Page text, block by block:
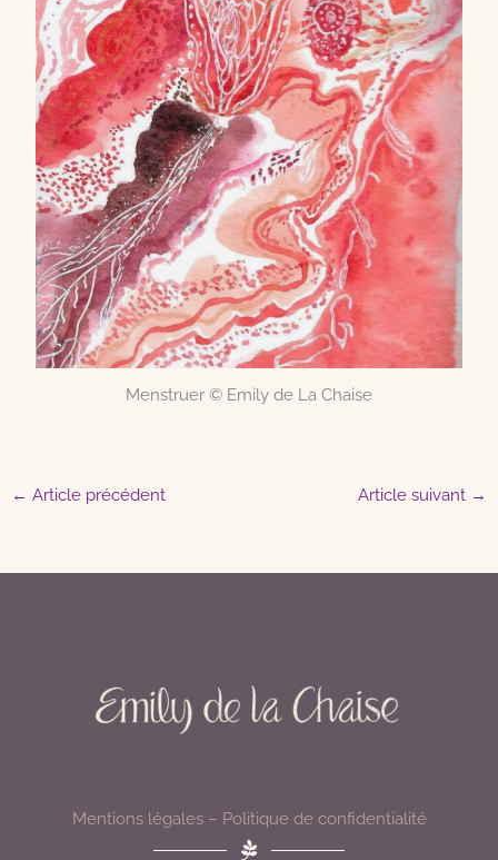
Menstruer © Emily de La Chaise
← Article précédent Article suivant →
Mentions légales– Politique de confidentialité